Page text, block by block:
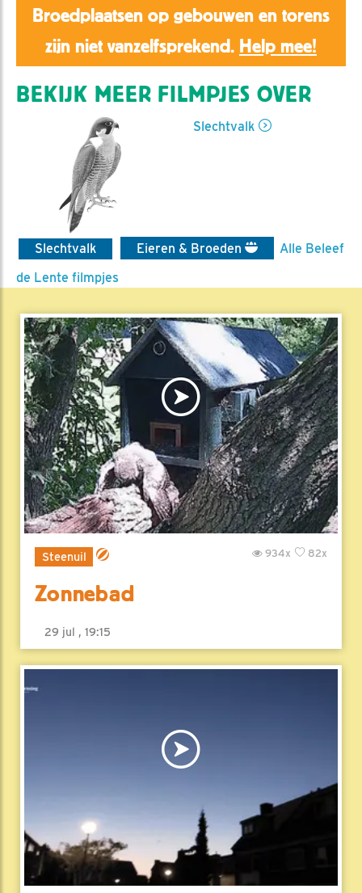
Broedplaatsen op gebouwen en torens
zijn niet vanzelfsprekend. Help mee!
BEKIJK MEER FILMPJES OVER
Slechtvalk
Slechtvalk Eieren & Broeden
Alle Beleef
de Lente filmpjes
Steenuil 82x
934x
Zonnebad
29 jul , 19:15